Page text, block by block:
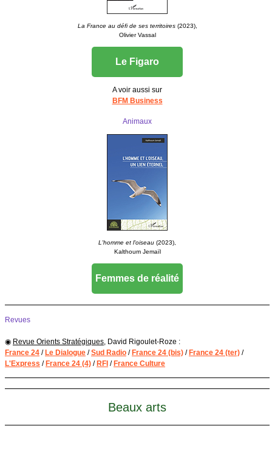
La France au défi de ses territoires(2023),
Olivier Vassal
Le Figaro
A voir aussi sur
BFM Business
Animaux
L'homme et l'oiseau (2023),
Kalthoum Jemaïl
Femmes de réalité
Revues
◉ Revue Orients Stratégiques, David Rigoulet-Roze :
France 24 / Le Dialogue /Sud Radio / France 24 (bis) / France 24 (ter) /
L'Express / France 24 (4) / RFI / France Culture
Beaux arts